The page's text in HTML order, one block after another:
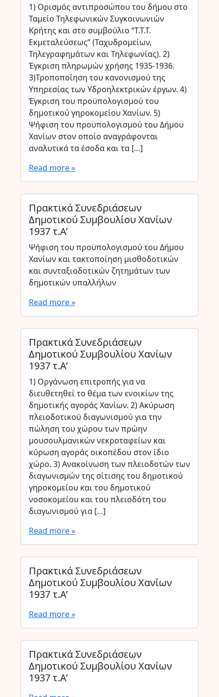
1) Ορισμός αντιπροσώπου του δήμου στο
Ταμείο Τηλεφωνικών Συγκοινωνιών
Κρήτης και στο συμβούλιο “Τ.Τ.Τ.
Εκμεταλεύσεως” (Ταχυδρομείων,
Τηλεγραφημάτων και Τηλεφωνίας). 2)
Έγκριση πληρωμών χρήσης 1935-1936.
3)Τροποποίηση του κανονισμού της
Υπηρεσίας των Υδροηλεκτρικών έργων. 4)
Έγκριση του προϋπολογισμού του
δημοτικού γηροκομείου Χανίων. 5)
Ψήφιση του προϋπολογισμού του Δήμου
Χανίων στον οποίο αναγράφονται
αναλυτικά τα έσοδα και τα […]
Read more »
Πρακτικά Συνεδριάσεων
Δημοτικού Συμβουλίου Χανίων
1937 τ.Α’
Ψήφιση του προϋπολογισμού του Δήμου
Χανίων και τακτοποίηση μισθοδοτικών
και συνταξιοδοτικών ζητημάτων των
δημοτικών υπαλλήλων
Read more »
Πρακτικά Συνεδριάσεων
Δημοτικού Συμβουλίου Χανίων
1937 τ.Α’
1) Οργάνωση επιτροπής για να
διευθετηθεί το θέμα των ενοικίων της
δημοτικής αγοράς Χανίων. 2) Ακύρωση
πλειοδοτικού διαγωνισμού για την
πώληση του χώρου των πρώην
μουσουλμανικών νεκροταφείων και
κύρωση αγοράς οικοπέδου στον ίδιο
χώρο. 3) Ανακοίνωση των πλειοδοτών των
διαγωνισμών της σίτισης του δημοτικού
γηροκομείου και του δημοτικού
νοσοκομείου και του πλειοδότη του
διαγωνισμού για […]
Read more »
Πρακτικά Συνεδριάσεων
Δημοτικού Συμβουλίου Χανίων
1937 τ.Α’
Read more »
Πρακτικά Συνεδριάσεων
Δημοτικού Συμβουλίου Χανίων
1937 τ.Α’